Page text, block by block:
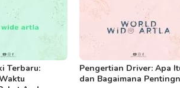
Terbaru:
Pengertian Driver: Apa
dan Bagaimana